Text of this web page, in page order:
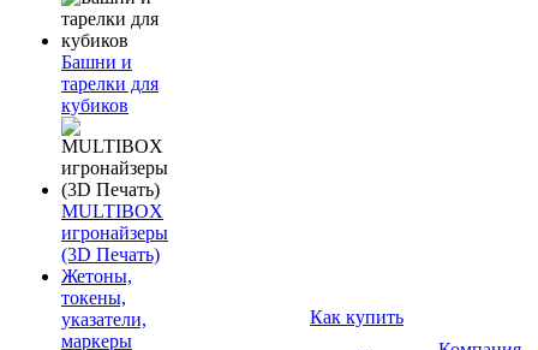
Башни и
тарелки для
кубиков
MULTIBOX
игронайзеры
(3D Печать)
Жетоны,
токены,
указатели,
маркеры
Как купить